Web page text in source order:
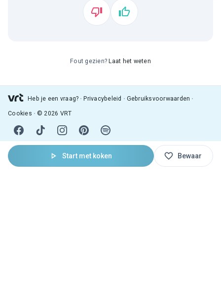
Start met koken Bewaar
Fout gezien? Laat het weten
Heb je een vraag? Privacybeleid Gebruiksvoorwaarden
Cookies © 2026 VRT